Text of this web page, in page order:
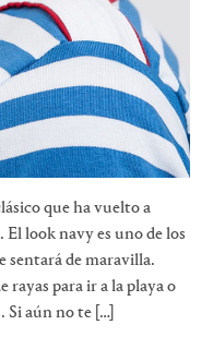
que ha vuelto a
look navy es uno de los
sentará de maravilla.
rayas para ir a la playa o
Si aún no te […]